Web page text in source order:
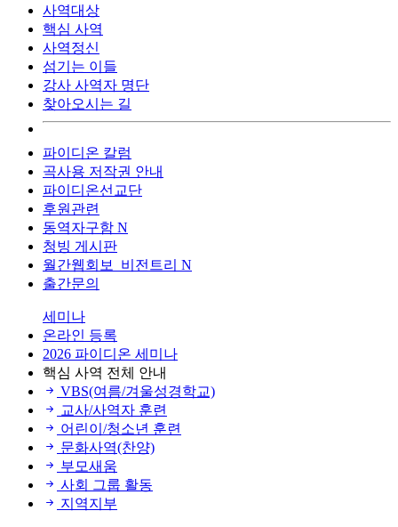
사역대상
핵심 사역
사역정신
섬기는 이들
강사 사역자 명단
찾아오시는 길
파이디온 칼럼
곡사용 저작권 안내
파이디온선교단
후원관련
동역자구함 N
청빙 게시판
월간웹회보_비전트리 N
출간문의
세미나
온라인 등록
2026 파이디온 세미나
핵심 사역 전체 안내
VBS(여름/겨울성경학교)
교사/사역자 훈련
어린이/청소년 훈련
문화사역(찬양)
부모새움
사회 그룹 활동
지역지부